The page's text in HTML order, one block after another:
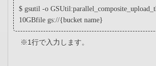
$ gsutil -o
10GBfile gs://{bucket name}
※1行で入力します。